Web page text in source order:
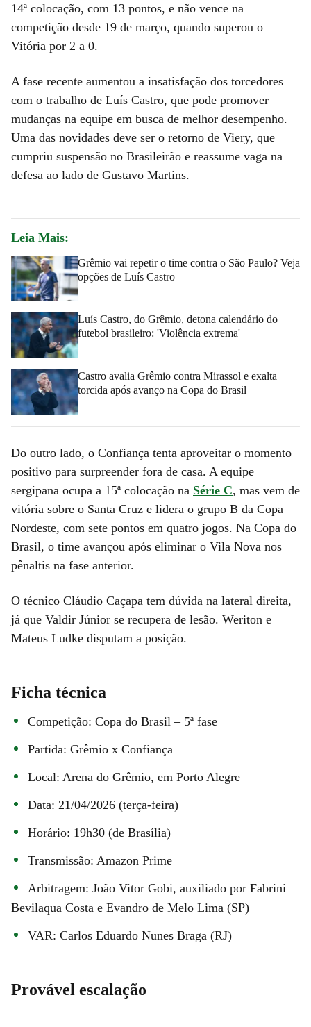
14ª colocação, com 13 pontos, e não vence na
competição desde 19 de março, quando superou o
Vitória por 2 a 0.
A fase recente aumentou a insatisfação dos torcedores
com o trabalho de Luís Castro, que pode promover
mudanças na equipe em busca de melhor desempenho.
Uma das novidades deve ser o retorno de Viery, que
cumpriu suspensão no Brasileirão e reassume vaga na
defesa ao lado de Gustavo Martins.
Leia Mais:
Grêmio vai repetir o time contra o São Paulo? Veja
opções de Luís Castro
Luís Castro, do Grêmio, detona calendário do
futebol brasileiro: 'Violência extrema'
Castro avalia Grêmio contra Mirassol e exalta
torcida após avanço na Copa do Brasil
Do outro lado, o Confiança tenta aproveitar o momento
positivo para surpreender fora de casa. A equipe
sergipana ocupa a 15ª colocação na Série C, mas vem de
vitória sobre o Santa Cruz e lidera o grupo B da Copa
Nordeste, com sete pontos em quatro jogos. Na Copa do
Brasil, o time avançou após eliminar o Vila Nova nos
pênaltis na fase anterior.
O técnico Cláudio Caçapa tem dúvida na lateral direita,
já que Valdir Júnior se recupera de lesão. Weriton e
Mateus Ludke disputam a posição.
Ficha técnica
Competição: Copa do Brasil – 5ª fase
Partida: Grêmio x Confiança
Local: Arena do Grêmio, em Porto Alegre
Data: 21/04/2026 (terça-feira)
Horário: 19h30 (de Brasília)
Transmissão: Amazon Prime
Arbitragem: João Vitor Gobi, auxiliado por Fabrini
Bevilaqua Costa e Evandro de Melo Lima (SP)
VAR: Carlos Eduardo Nunes Braga (RJ)
Provável escalação